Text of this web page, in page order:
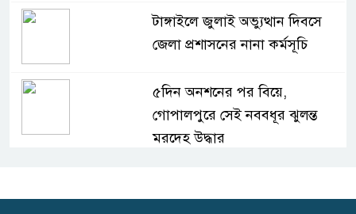
টাঙ্গাইলে জুলাই অভ্যুত্থান দিবসে
জেলা প্রশাসনের নানা কর্মসূচি
৫দিন অনশনের পর বিয়ে,
গোপালপুরে সেই নববধূর ঝুলন্ত
মরদেহ উদ্ধার